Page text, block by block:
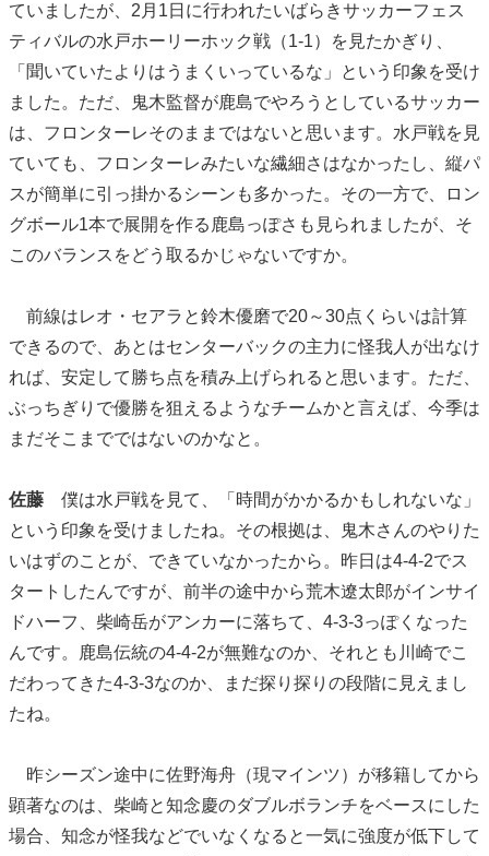
ていましたが、2月1日に行われたいばらきサッカーフェス
ティバルの水戸ホーリーホック戦（1-1）を見たかぎり、
「聞いていたよりはうまくいっているな」という印象を受け
ました。ただ、鬼木監督が鹿島でやろうとしているサッカー
は、フロンターレそのままではないと思います。水戸戦を見
ていても、フロンターレみたいな繊細さはなかったし、縦パ
スが簡単に引っ掛かるシーンも多かった。その一方で、ロン
グボール1本で展開を作る鹿島っぽさも見られましたが、そ
このバランスをどう取るかじゃないですか。
前線はレオ・セアラと鈴木優磨で20～30点くらいは計算
できるので、あとはセンターバックの主力に怪我人が出なけ
れば、安定して勝ち点を積み上げられると思います。ただ、
ぶっちぎりで優勝を狙えるようなチームかと言えば、今季は
まだそこまでではないのかなと。
佐藤 僕は水戸戦を見て、「時間がかかるかもしれないな」
という印象を受けましたね。その根拠は、鬼木さんのやりた
いはずのことが、できていなかったから。昨日は4-4-2でス
タートしたんですが、前半の途中から荒木遼太郎がインサイ
ドハーフ、柴崎岳がアンカーに落ちて、4-3-3っぽくなった
んです。鹿島伝統の4-4-2が無難なのか、それとも川崎でこ
だわってきた4-3-3なのか、まだ探り探りの段階に見えまし
たね。
昨シーズン途中に佐野海舟（現マインツ）が移籍してから
顕著なのは、柴崎と知念慶のダブルボランチをベースにした
場合、知念が怪我などでいなくなると一気に強度が低下して